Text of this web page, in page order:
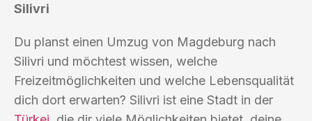
Silivri
Du planst einen Umzug von Magdeburg nach
Silivri und möchtest wissen, welche
Freizeitmöglichkeiten und welche Lebensqualität
dich dort erwarten? Silivri ist eine Stadt in der